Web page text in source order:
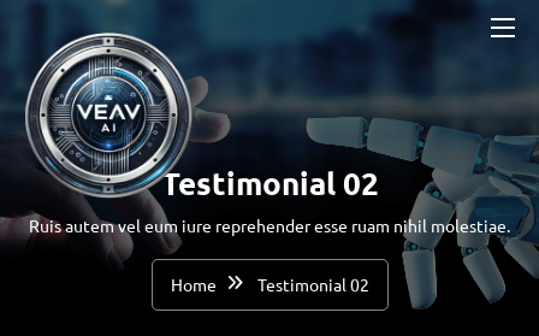
Testimonial 02
Ruis autem vel eum iure reprehender esse ruam nihil molestiae.
Home Testimonial 02